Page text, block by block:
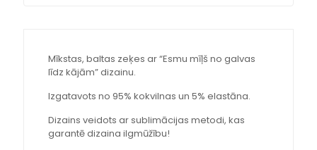
Mīkstas, baltas zeķes ar “Esmu mīļš no galvas
līdz kājām” dizainu.
Izgatavots no 95% kokvilnas un 5% elastāna.
Dizains veidots ar sublimācijas metodi, kas
garantē dizaina ilgmūžību!